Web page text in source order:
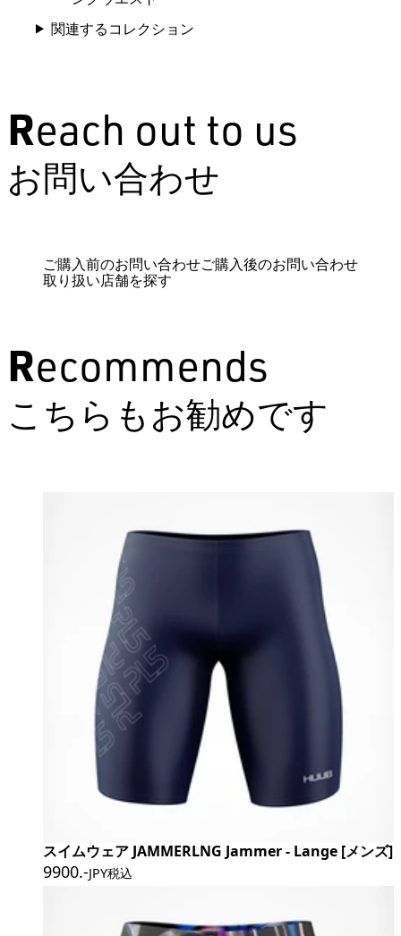
関連するコレクション
Reach out to us
お問い合わせ
ご購入前のお問い合わせご購入後のお問い合わせ
取り扱い店舗を探す
Recommends
こちらもお勧めです
スイムウェア JAMMERLNG Jammer - Lange [メンズ]
9900.-JPY税込